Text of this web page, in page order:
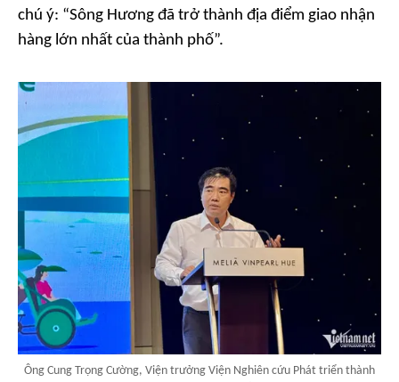
chú ý: “Sông Hương đã trở thành địa điểm giao nhận
hàng lớn nhất của thành phố”.
Ông Cung Trọng Cường, Viện trưởng Viện Nghiên cứu Phát triển thành